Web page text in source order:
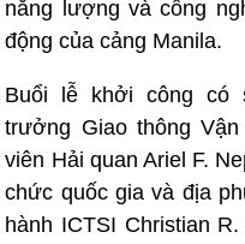
năng lượng và công
động của cảng Manila.
Buổi lễ khởi công có
trưởng Giao thông
viên Hải quan Ariel F.
chức quốc gia và địa
hành ICTSI Christian